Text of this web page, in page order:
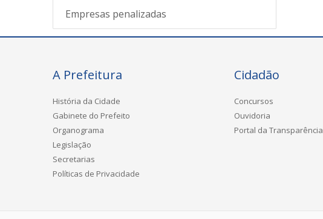
Empresas penalizadas
A Prefeitura
História da Cidade
Gabinete do Prefeito
Organograma
Legislação
Secretarias
Políticas de Privacidade
Cidadão
Concursos
Ouvidoria
Portal da Transparência